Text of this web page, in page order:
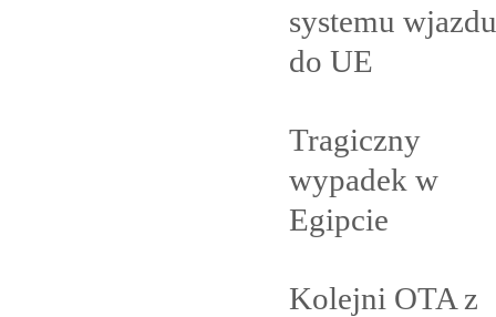
systemu wjazdu
do UE
Tragiczny
wypadek w
Egipcie
Kolejni OTA z